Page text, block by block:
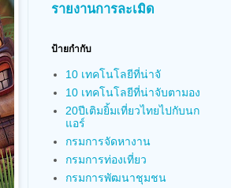
รายงานการละเมิด
ป้ายกำกับ
10 เทคโนโลยีที่น่าจั
10 เทคโนโลยีที่น่าจับตามอง
20ปีเติมยิ้มเที่ยวไทยไปกับนก
แอร์
กรมการจัดหางาน
กรมการท่องเที่ยว
กรมการพัฒนาชุมชน